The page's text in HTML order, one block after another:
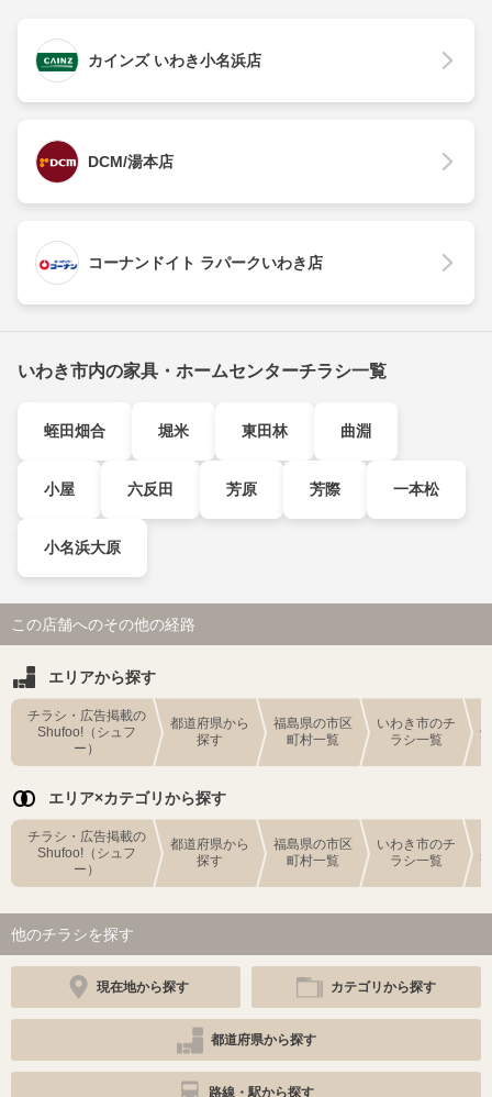
カインズ いわき小名浜店
DCM/湯本店
コーナンドイト ラパークいわき店
いわき市内の家具・ホームセンターチラシ一覧
蛭田畑合 堀米 東田林 曲淵
小屋 六反田 芳原 芳際 一本松
小名浜大原
この店舗へのその他の経路
エリアから探す
チラシ・広告掲載の
Shufoo!（シュフ
ー）
都道府県から
探す
福島県の市区
町村一覧
いわき市のチ
ラシ一覧
エリア×カテゴリから探す
チラシ・広告掲載の
Shufoo!（シュフ
ー）
都道府県から
探す
福島県の市区
町村一覧
いわき市のチ
ラシ一覧
他のチラシを探す
現在地から探す カテゴリから探す
都道府県から探す
路線・駅から探す